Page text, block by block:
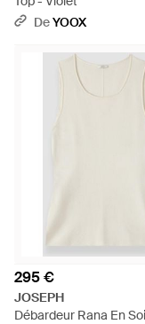
DeYOOX
295 €
JOSEPH
Débardeur Rana En